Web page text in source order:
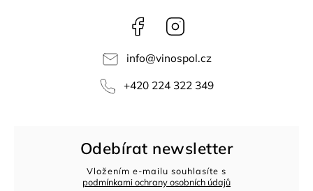
Facebook
info@vinospol.cz
+420 224 322 349
Odebírat newsletter
Vložením e-mailu souhlasíte s
podmínkami ochrany osobních údajů